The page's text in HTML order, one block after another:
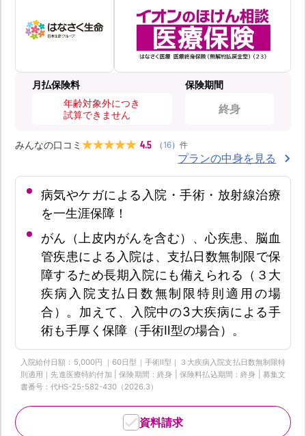
月払保険料
年齢対象外につき
試算できません
保険期間
終身
みんなの口コミ 4.5 （ 16） 件
プランの中身を見る
病気やケガによる入院・手術・放射線治療
を一生涯保障！
がん（上皮内がんを含む）、心疾患、脳血
管疾患による入院は、支払日数無制限で保
障するため長期入院にも備えられる（３大
疾病入院支払日数無制限特則適用の場
合）。加えて、入院中の3大疾病による手
術も手厚く保障（手術Ⅱ型の場合）。
入院給付日額：5,000円 ｜60日型｜手術Ⅱ型｜３大疾病入院支払日数無制限特
則適用｜先進医療特約付加 | 保険期間：終身 | 保険料払込期間：終身 | 募集文
書番号：代HS-25-582-430（2026.3）
資料請求